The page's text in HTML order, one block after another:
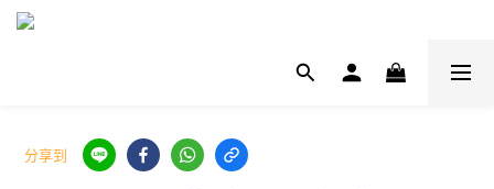
分享到